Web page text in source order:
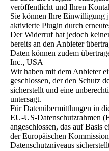
veröffentlicht und Ihren
Sie können Ihre Einwilligung
aktivierte Plugin durch
Der Widerruf hat jedoch
bereits an den Anbieter
Daten können zudem
Inc., USA
Wir haben mit dem Anbieter
geschlossen, der den Schutz
sicherstellt und eine
untersagt.
Für Datenübermittlungen in
EU-US-Datenschutzrahmen
angeschlossen, das auf Basis
der Europäischen
Datenschutzniveaus